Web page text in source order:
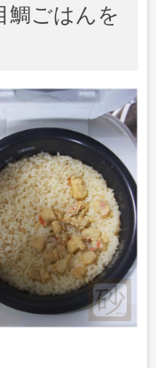
鯛ごはんを